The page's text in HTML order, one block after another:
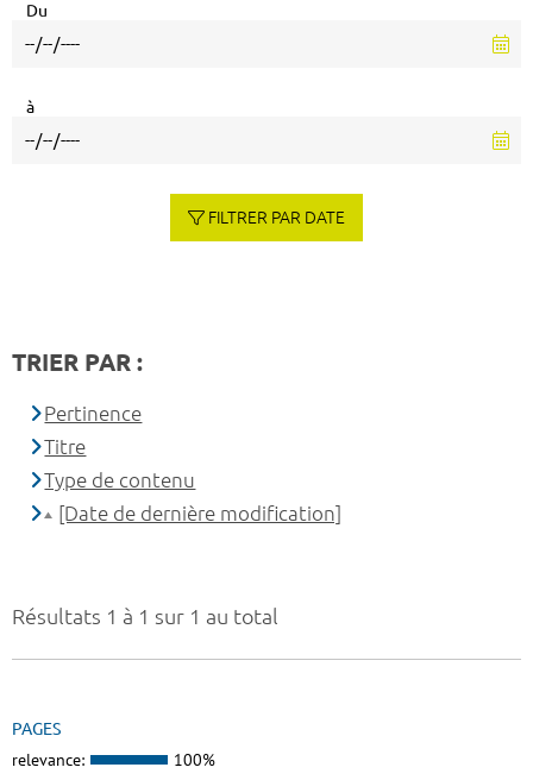
Résultats 1 à 1 sur 1 au total
PAGES
relevance: 100%
Du
à
FILTRER PAR DATE
TRIER PAR :
Pertinence
Titre
Type de contenu
[Date de dernière modification]